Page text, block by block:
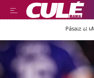
LEER
Pásate al